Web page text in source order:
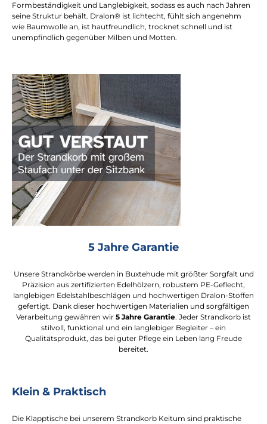
Formbeständigkeit und Langlebigkeit, sodass es auch nach Jahren
seine Struktur behält. Dralon® ist lichtecht, fühlt sich angenehm
wie Baumwolle an, ist hautfreundlich, trocknet schnell und ist
unempfindlich gegenüber Milben und Motten.
5 Jahre Garantie
Unsere Strandkörbe werden in Buxtehude mit größter Sorgfalt und
Präzision aus zertifizierten Edelhölzern, robustem PE-Geflecht,
langlebigen Edelstahlbeschlägen und hochwertigen Dralon-Stoffen
gefertigt. Dank dieser hochwertigen Materialien und sorgfältigen
Verarbeitung gewähren wir 5 Jahre Garantie. Jeder Strandkorb ist
stilvoll, funktional und ein langlebiger Begleiter – ein
Qualitätsprodukt, das bei guter Pflege ein Leben lang Freude
bereitet.
Klein & Praktisch
Die Klapptische bei unserem Strandkorb Keitum sind praktische